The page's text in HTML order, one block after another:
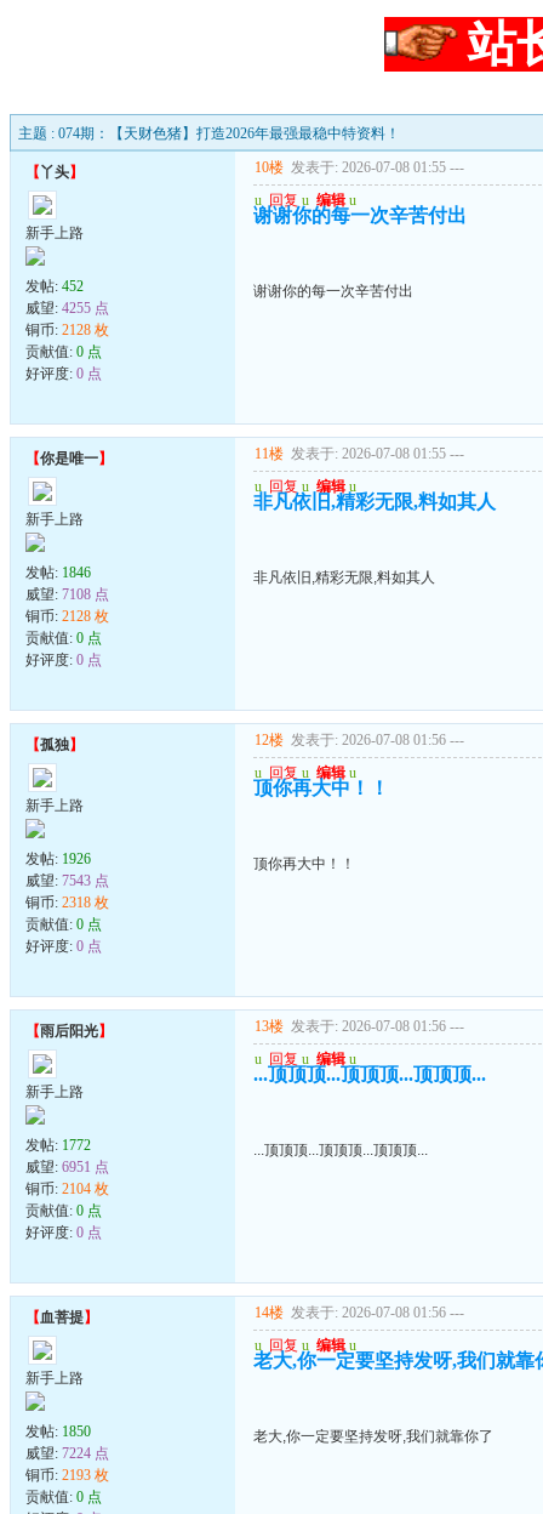
站
主题 : 074期：【天财色猪】打造2026年最强最稳中特资料！
【丫头】
新手上路
发帖: 452
威望: 4255 点
铜币: 2128 枚
贡献值: 0 点
好评度: 0 点
10楼 发表于: 2026-07-08 01:55 ---
u 回复 u 编辑 u
谢谢你的每一次辛苦付出
谢谢你的每一次辛苦付出
【你是唯一】
新手上路
发帖: 1846
威望: 7108 点
铜币: 2128 枚
贡献值: 0 点
好评度: 0 点
11楼 发表于: 2026-07-08 01:55 ---
u 回复 u 编辑 u
非凡依旧,精彩无限,料如其人
非凡依旧,精彩无限,料如其人
【孤独】
新手上路
发帖: 1926
威望: 7543 点
铜币: 2318 枚
贡献值: 0 点
好评度: 0 点
12楼 发表于: 2026-07-08 01:56 ---
u 回复 u 编辑 u
顶你再大中！！
顶你再大中！！
【雨后阳光】
新手上路
发帖: 1772
威望: 6951 点
铜币: 2104 枚
贡献值: 0 点
好评度: 0 点
13楼 发表于: 2026-07-08 01:56 ---
u 回复 u 编辑 u
...顶顶顶...顶顶顶...顶顶顶...
...顶顶顶...顶顶顶...顶顶顶...
【血菩提】
新手上路
发帖: 1850
威望: 7224 点
铜币: 2193 枚
贡献值: 0 点
14楼 发表于: 2026-07-08 01:56 ---
u 回复 u 编辑 u
老大,你一定要坚持发呀,我们就靠
老大,你一定要坚持发呀,我们就靠你了